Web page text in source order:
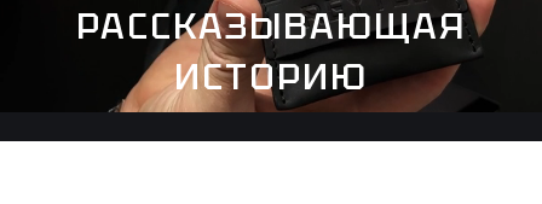
РАССКАЗЫВАЮЩАЯ
ИСТОРИЮ